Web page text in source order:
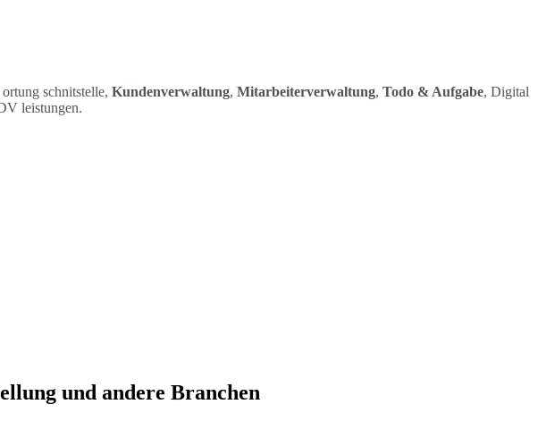
schnitstelle, Kundenverwaltung, Mitarbeiterverwaltung, Todo & Aufgabe, Digital
leistungen.
und andere Branchen